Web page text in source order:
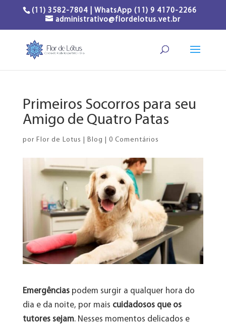
(11) 3582-7804 | WhatsApp (11) 9 4170-2266
administrativo@flordelotus.vet.br
Primeiros Socorros para seu
Amigo de Quatro Patas
por Flor de Lotus Blog 0 Comentários
Emergênciaspodem surgir a qualquer hora do
dia e da noite, por mais cuidadosos que os
tutores sejam. Nesses momentos delicados e